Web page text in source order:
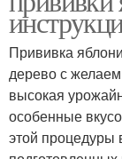
Прививка
дерево с
высокая
особенные
этой процедуры